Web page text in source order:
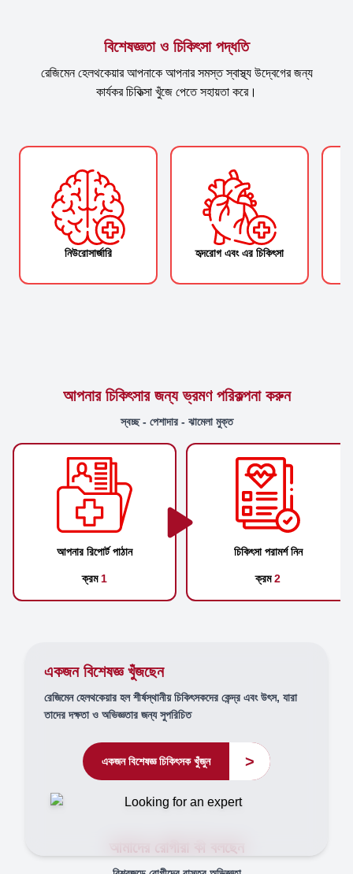
বিশেষজ্ঞতা ও চিকিৎসা পদ্ধতি
রেজিমেন হেলথকেয়ার আপনাকে আপনার সমস্ত স্বাস্থ্য উদ্বেগের জন্য
কার্যকর চিকিত্সা খুঁজে পেতে সহায়তা করে।
নিউরোসার্জারি হৃদরোগ এবং এর চিকিৎসা
আপনার চিকিৎসার জন্য ভ্রমণ পরিকল্পনা করুন
স্বচ্ছ - পেশাদার - ঝামেলা মুক্ত
আপনার রিপোর্ট পাঠান
ক্রম 1
চিকিৎসা পরামর্শ নিন
ক্রম2
একজন বিশেষজ্ঞ খুঁজছেন
রেজিমেন হেলথকেয়ার হল শীর্ষস্থানীয় চিকিৎসকদের কেন্দ্র এবং উৎস, যারা
তাদের দক্ষতা ও অভিজ্ঞতার জন্য সুপরিচিত
একজন বিশেষজ্ঞ চিকিৎসক খুঁজুন >
আমাদের রোগীরা কী বলছেন